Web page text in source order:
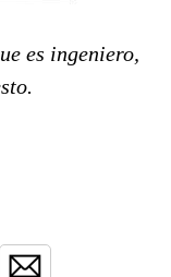
es ingeniero,